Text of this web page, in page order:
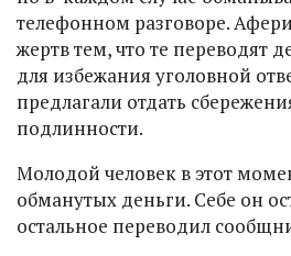
телефонном разговоре.
жертв тем, что те переводят
для избежания уголовной
предлагали отдать
подлинности.
Молодой человек в этот
обманутых деньги. Себе он
остальное переводил